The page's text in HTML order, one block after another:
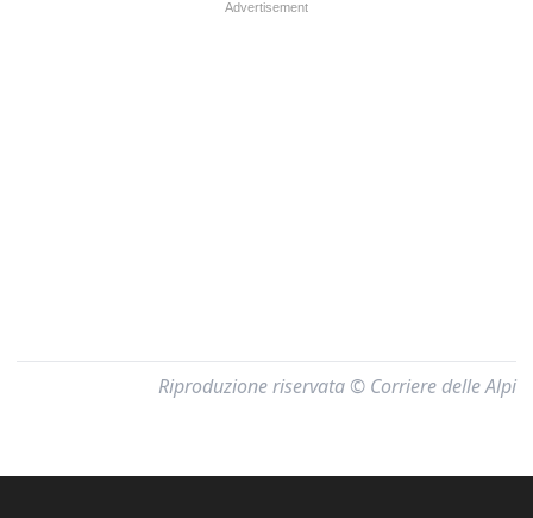
Riproduzione riservata © Corriere delle Alpi